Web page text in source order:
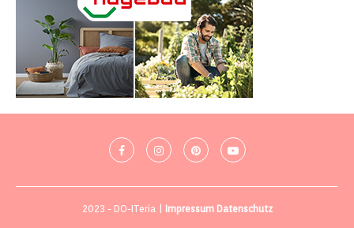
2023 - DO-ITeria | Impressum Datenschutz